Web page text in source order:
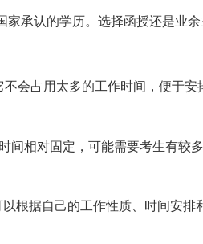
承认的学历。选择函授还是业
会占用太多的工作时间，便于安
间相对固定，可能需要考生有较
根据自己的工作性质、时间安排